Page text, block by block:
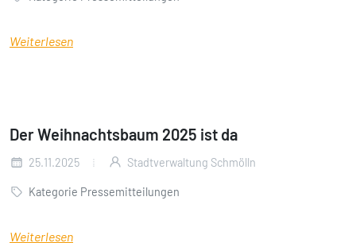
Weiterlesen
Der Weihnachtsbaum 2025 ist da
25.11.2025 Stadtverwaltung Schmölln
Kategorie Pressemitteilungen
Weiterlesen